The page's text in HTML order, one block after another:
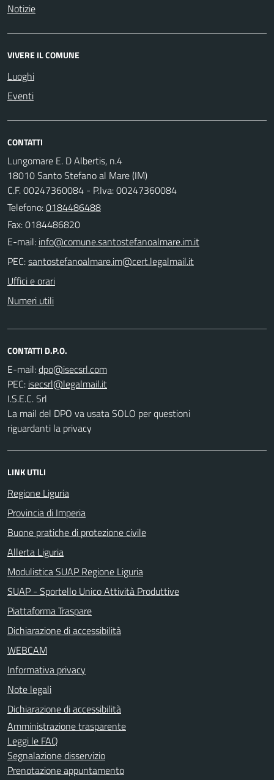
Notizie
VIVERE IL COMUNE
Luoghi
Eventi
CONTATTI
Lungomare E. D Albertis, n.4
18010 Santo Stefano al Mare (IM)
C.F. 00247360084 - P.Iva: 00247360084
Telefono:0184486488
Fax: 0184486820
E-mail:
PEC:
Uffici e orari
Numeri utili
CONTATTI D.P.O.
E-mail:
PEC:
I.S.E.C. Srl
La mail del DPO va usata SOLO per questioni
riguardanti la privacy
LINK UTILI
Regione Liguria
Provincia di Imperia
Buone pratiche di protezione civile
Allerta Liguria
Modulistica SUAP Regione Liguria
SUAP - Sportello Unico Attività Produttive
Piattaforma Traspare
Dichiarazione di accessibilità
WEBCAM
Informativa privacy
Note legali
Dichiarazione di accessibilità
Amministrazione trasparente
Leggi le FAQ
Segnalazione disservizio
Prenotazione appuntamento